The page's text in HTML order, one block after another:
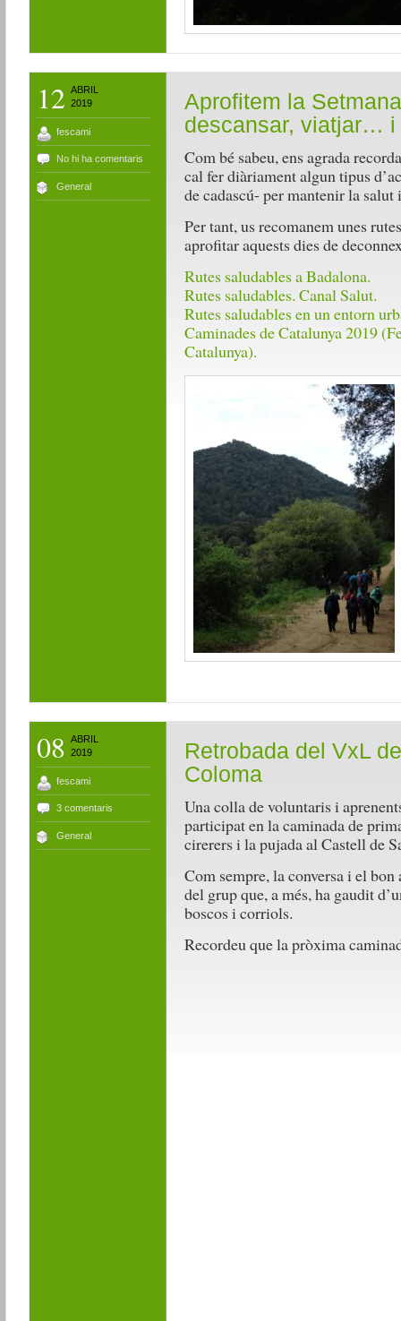
12 ABRIL
2019
fescami
No hi ha comentaris
General
Aprofitem la
descansar, viatjar… i
Com bé sabeu, ens agrada
cal fer diàriament algun tipus
de cadascú- per mantenir la
Per tant, us recomanem unes
aprofitar aquests dies de
Rutes saludables a Badalona.
Rutes saludables. Canal Salut.
Rutes saludables en un entorn
Caminades de Catalunya 2019
Catalunya).
08
ABRIL
2019
fescami
3 comentaris
General
Retrobada del VxL
Coloma
Una colla de voluntaris i
participat en la caminada de
cirerers i la pujada al Castell de
Com sempre, la conversa i el
del grup que, a més, ha gaudit
boscos i corriols.
Recordeu que la pròxima